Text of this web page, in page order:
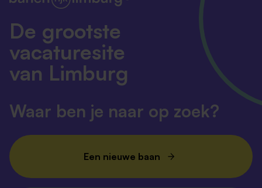
De grootste
vacaturesite
van Limburg
Waar ben je naar op zoek?
Een nieuwe baan